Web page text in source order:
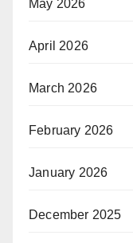
May 2026
April 2026
March 2026
February 2026
January 2026
December 2025